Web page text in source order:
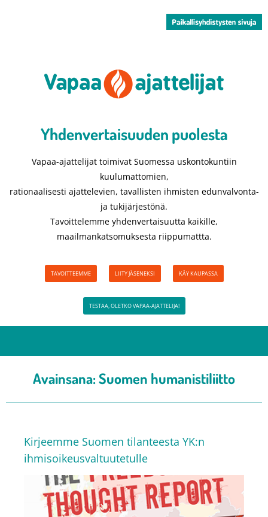
Yhdenvertaisuuden puolesta​
Vapaa-ajattelijat toimivat Suomessa uskontokuntiin
kuulumattomien,
rationaalisesti ajattelevien, tavallisten ihmisten edunvalvonta-
ja tukijärjestönä.
Tavoittelemme yhdenvertaisuutta kaikille,
maailmankatsomuksesta riippumattta.
TAVOITTEEMME LIITY JÄSENEKSI KÄY KAUPASSA
TESTAA, OLETKO VAPAA-AJATTELIJA!
Avainsana:Suomen humanistiliitto
Kirjeemme Suomen tilanteesta YK:n
ihmisoikeusvaltuutetulle